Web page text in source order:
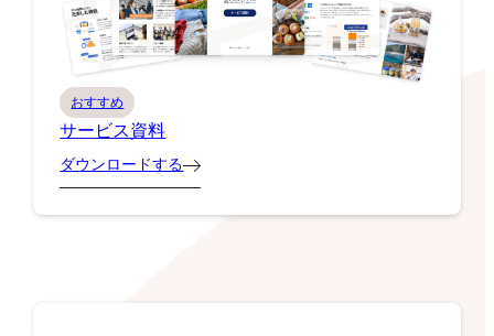
おすすめ
サービス資料
ダウンロードする